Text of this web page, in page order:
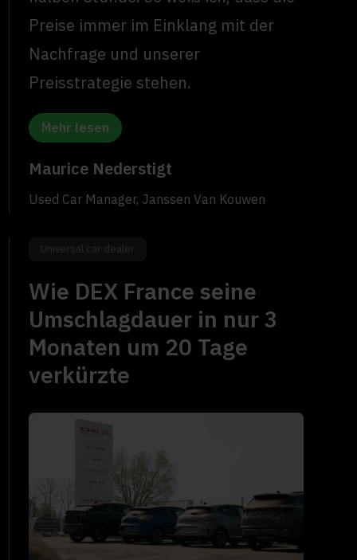
Preise immer im Einklang mit der
Nachfrage und unserer
Preisstrategie stehen.
Mehr lesen
Maurice Nederstigt
Used Car Manager, Janssen Van Kouwen
Universal car dealer
Wie DEX France seine
Umschlagdauer in nur 3
Monaten um 20 Tage
verkürzte